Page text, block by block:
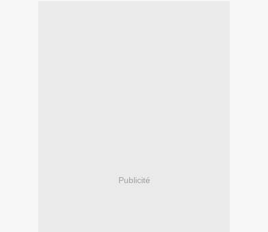
Publicité